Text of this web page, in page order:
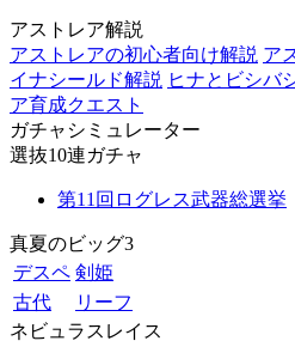
アストレア解説
アストレアの初心者向け解説 ア
イナシールド解説 ヒナとビシバ
ア育成クエスト
ガチャシミュレーター
選抜10連ガチャ
第11回ログレス武器総選挙
真夏のビッグ3
デスペ 剣姫
古代
リーフ
ネビュラスレイス